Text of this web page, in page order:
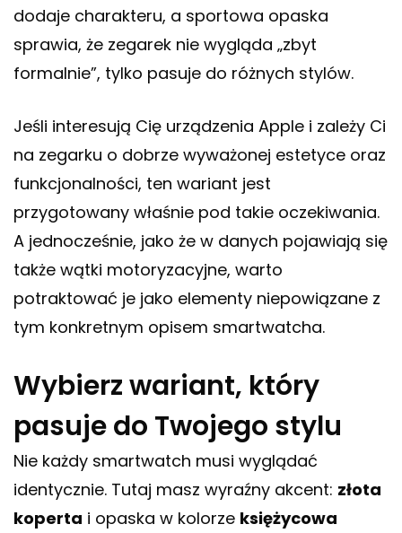
dodaje charakteru, a sportowa opaska
sprawia, że zegarek nie wygląda „zbyt
formalnie”, tylko pasuje do różnych stylów.
Jeśli interesują Cię urządzenia Apple i zależy Ci
na zegarku o dobrze wyważonej estetyce oraz
funkcjonalności, ten wariant jest
przygotowany właśnie pod takie oczekiwania.
A jednocześnie, jako że w danych pojawiają się
także wątki motoryzacyjne, warto
potraktować je jako elementy niepowiązane z
tym konkretnym opisem smartwatcha.
Wybierz wariant, który
pasuje do Twojego stylu
Nie każdy smartwatch musi wyglądać
identycznie. Tutaj masz wyraźny akcent: złota
koperta i opaska w kolorze księżycowa